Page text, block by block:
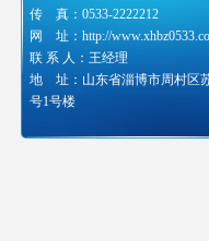
传 真：0533-2222212
网 址：http://
联 系 人：王经理
地 址：山东省淄博市周村区
号1号楼